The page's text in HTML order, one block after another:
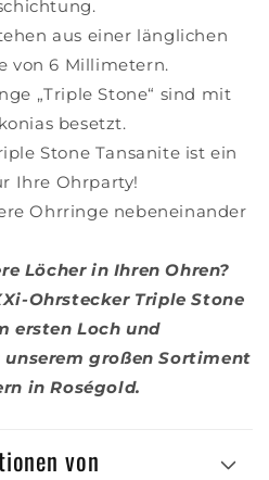
aus einer länglichen
von 6 Millimetern.
„Triple Stone“ sind mit
besetzt.
Stone Tansanite ist ein
Ihre Ohrparty!
Ohrringe nebeneinander
Löcher in Ihren Ohren?
Ohrstecker Triple Stone
ersten Loch und
großen Sortiment
in Roségold.
von